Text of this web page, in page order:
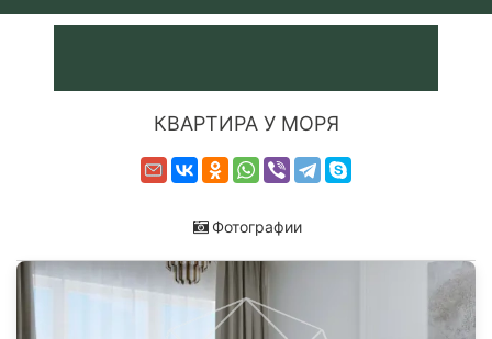
КВАРТИРА У МОРЯ
Фотографии